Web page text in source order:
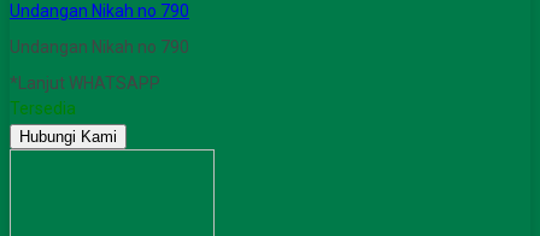
Undangan Nikah no 790
Undangan Nikah no 790
*Lanjut WHATSAPP
Tersedia
Hubungi Kami